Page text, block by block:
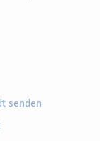
senden